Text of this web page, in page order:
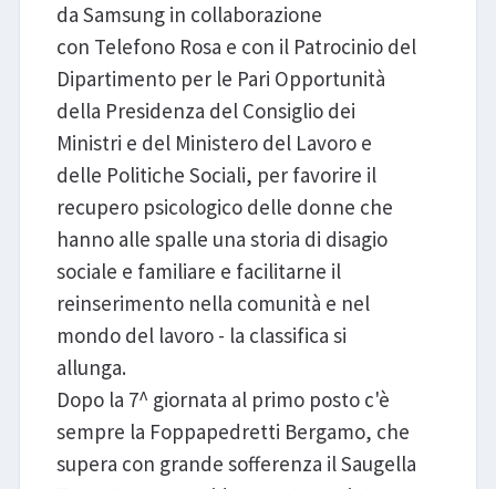
da Samsung in collaborazione
con Telefono Rosa e con il Patrocinio del
Dipartimento per le Pari Opportunità
della Presidenza del Consiglio dei
Ministri e del Ministero del Lavoro e
delle Politiche Sociali, per favorire il
recupero psicologico delle donne che
hanno alle spalle una storia di disagio
sociale e familiare e facilitarne il
reinserimento nella comunità e nel
mondo del lavoro - la classifica si
allunga.
Dopo la 7^ giornata al primo posto c'è
sempre la Foppapedretti Bergamo, che
supera con grande sofferenza il Saugella